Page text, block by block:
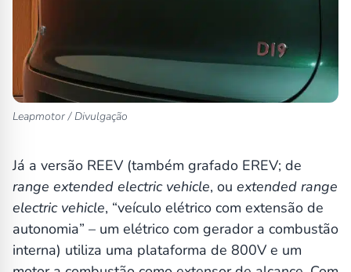
Leapmotor / Divulgação
Já a versão REEV (também grafado EREV; de
range extended electric vehicle, ou extended range
electric vehicle, “veículo elétrico com extensão de
autonomia” – um elétrico com gerador a combustão
interna) utiliza uma plataforma de 800V e um